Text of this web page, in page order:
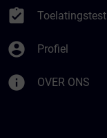
assignment_turned_in Toelatingstest
account_circle Profiel
info OVER ONS